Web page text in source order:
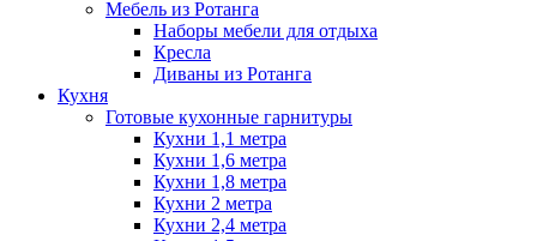
Мебель из Ротанга
Наборы мебели для отдыха
Кресла
Диваны из Ротанга
Кухня
Готовые кухонные гарнитуры
Кухни 1,1 метра
Кухни 1,6 метра
Кухни 1,8 метра
Кухни 2 метра
Кухни 2,4 метра